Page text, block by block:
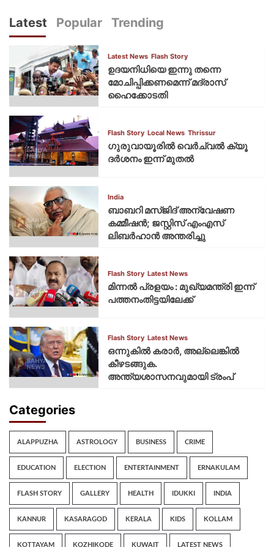
Latest Popular Trending
Latest News Flash Story
ഉദയനിധിയെ ഇന്നു തന്നെ
മോചിപ്പിക്കണമെന്ന് മദ്രാസ്
ഹൈക്കോടതി
Flash Story Local News Thrissur
ഗുരുവായൂരില്‍ വെര്‍ച്വല്‍ ക്യൂ
ദര്‍ശനം ഇന്ന് മുതല്‍
India
ബാബറി മസ്ജിദ് അന്വേഷണ
കമ്മീഷന്‍; ജസ്റ്റിസ് എംഎസ്
ലിബര്‍ഹാന്‍ അന്തരിച്ചു
Flash Story Latest News
മിന്നല്‍ പ്രളയം : മുഖ്യമന്ത്രി ഇന്ന്
പത്തനംതിട്ടയിലേക്ക്
Flash Story Latest News
ഒന്നുകില്‍ കരാര്‍, അല്ലെങ്കില്‍
കീഴടങ്ങുക.
അന്ത്യശാസനവുമായി ട്രംപ്
Categories
ALAPPUZHA ASTROLOGY BUSINESS CRIME
EDUCATION ELECTION ENTERTAINMENT ERNAKULAM
FLASH STORY GALLERY HEALTH IDUKKI INDIA
KANNUR KASARAGOD KERALA KIDS KOLLAM
KOTTAYAM KOZHIKODE KUWAIT LATEST NEWS